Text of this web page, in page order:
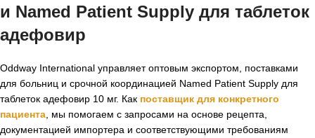
и Named Patient Supply для таблеток
адефовир
Oddway International управляет оптовым экспортом, поставками
для больниц и срочной координацией Named Patient Supply для
таблеток адефовир 10 мг. Как поставщик для конкретного
пациента , мы помогаем с запросами на основе рецепта,
документацией импортера и соответствующими требованиям